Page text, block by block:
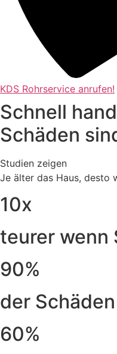
KDS Rohrservice anrufen!
Schnell
Schäden
Studien zeigen
Je älter das Haus, desto
10x
teurer wenn
90%
der
60%